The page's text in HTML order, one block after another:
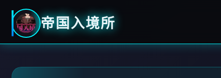
帝国入境所